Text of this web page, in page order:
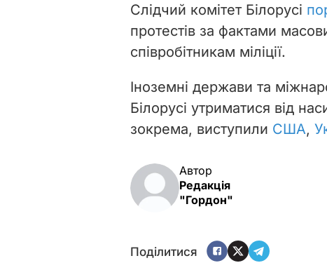
Слідчий комітет Білорусі
протестів за фактами
співробітникам міліції.
Іноземні держави та
Білорусі утриматися від
зокрема, виступили США,
Автор
Редакція
"Гордон"
Поділитися